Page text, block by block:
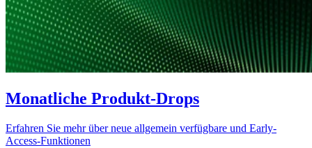
Monatliche Produkt-Drops
Erfahren Sie mehr über neue allgemein verfügbare und Early-
Access-Funktionen